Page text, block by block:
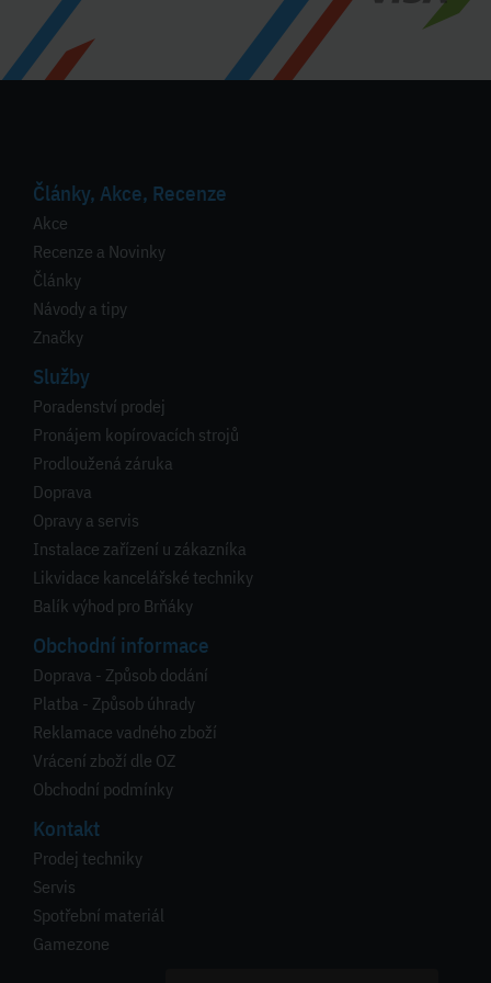
Články, Akce, Recenze
Akce
Recenze a Novinky
Články
Návody a tipy
Značky
Služby
Poradenství prodej
Pronájem kopírovacích strojů
Prodloužená záruka
Doprava
Opravy a servis
Instalace zařízení u zákazníka
Likvidace kancelářské techniky
Balík výhod pro Brňáky
Obchodní informace
Doprava - Způsob dodání
Platba - Způsob úhrady
Reklamace vadného zboží
Vrácení zboží dle OZ
Obchodní podmínky
Kontakt
Prodej techniky
Servis
Spotřební materiál
Gamezone